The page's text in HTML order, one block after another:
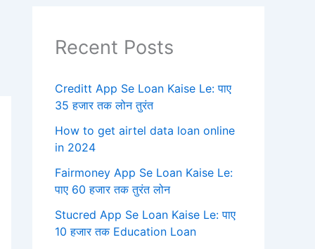
Recent Posts
Creditt App Se Loan Kaise Le: पाए
35 हजार तक लोन तुरंत
How to get airtel data loan online
in 2024
Fairmoney App Se Loan Kaise Le:
पाए 60 हजार तक तुरंत लोन
Stucred App Se Loan Kaise Le: पाए
10 हजार तक Education Loan